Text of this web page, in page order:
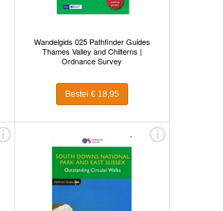
Wandelgids 025 Pathfinder Guides
Thames Valley and Chilterns |
Ordnance Survey
Bestel € 18,95